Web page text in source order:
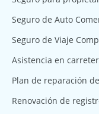
Seguro de Auto
Seguro de Viaje
Asistencia en
Plan de reparación
Renovación de